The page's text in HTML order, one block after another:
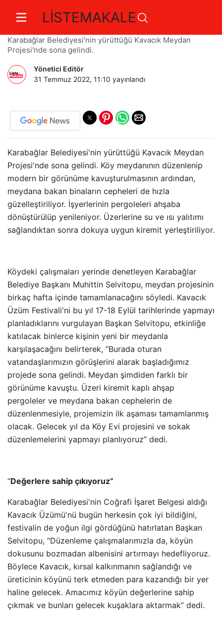
LİSTEMAKALE
Kavacık Meydanı’nda sona doğru
Karabağlar Belediyesi'nin yürüttüğü Kavacık Meydan
Projesi'nde sona gelindi.
Yönetici Editör
31 Temmuz 2022, 11:10 yayınlandı
Karabağlar Belediyesi'nin yürüttüğü Kavacık Meydan
Projesi'nde sona gelindi. Köy meydanının düzenlenip
modern bir görünüme kavuşturulmasının ardından,
meydana bakan binaların cepheleri de hızla
güzelleştiriliyor. İşyerlerinin pergoleleri ahşaba
dönüştürülüp yenileniyor. Üzerlerine su ve ısı yalıtımı
sağlandıktan sonra dokuya uygun kiremit yerleştiriliyor.
Köydeki çalışmaları yerinde denetleyen Karabağlar
Belediye Başkanı Muhittin Selvitopu, meydan projesinin
birkaç hafta içinde tamamlanacağını söyledi. Kavacık
Üzüm Festivali'ni bu yıl 17-18 Eylül tarihlerinde yapmayı
planladıklarını vurgulayan Başkan Selvitopu, etkinliğe
katılacak binlerce kişinin yeni bir meydanla
karşılaşacağını belirterek, “Burada oturan
vatandaşlarımızın görüşlerini alarak başladığımız
projede sona gelindi. Meydan şimdiden farklı bir
görünüme kavuştu. Üzeri kiremit kaplı ahşap
pergoleler ve meydana bakan cephelerin de
düzenlenmesiyle, projemizin ilk aşaması tamamlanmış
olacak. Gelecek yıl da Köy Evi projesini ve sokak
düzenlemelerini yapmayı planlıyoruz” dedi.
“Değerlere sahip çıkıyoruz”
Karabağlar Belediyesi'nin Coğrafi İşaret Belgesi aldığı
Kavacık Üzümü'nü bugün herkesin çok iyi bildiğini,
festivalin de yoğun ilgi gördüğünü hatırlatan Başkan
Selvitopu, “Düzenleme çalışmalarımızla da, köyün
dokusunu bozmadan albenisini artırmayı hedefliyoruz.
Böylece Kavacık, kırsal kalkınmanın sağlandığı ve
üreticinin köyünü terk etmeden para kazandığı bir yer
haline gelecek. Amacımız köyün değerlerine sahip
çıkmak ve bunları gelecek kuşaklara aktarmak” dedi.